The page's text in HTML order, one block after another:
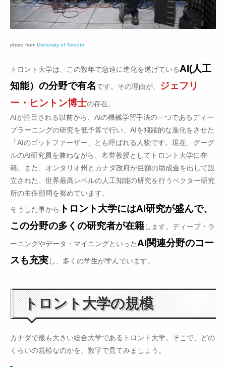
photo from University of Toronto
トロント大学は、この数年で急速に進化を遂げているAI(人工
知能）の分野で有名です。その理由が、
ジェフリ
ー・ヒントン博士の存在。
AIが注目される以前から、AIの機械学習手法の一つであるディー
プラーニングの研究を低予算で行い、AIを飛躍的な進化をさせた
「AIのゴットファーザー」とも呼ばれる人物です。現在、グーグ
ルのAI研究員を兼ねながら、名誉教授としてトロント大学に在
籍。また、オンタリオ州とカナダ政府が巨額の助成金を出して設
立された、世界最高レベルの人工知能の研究を行うベクター研究
所の主任顧問を努めています。
そうした事から トロント大学にはAI研究が盛んで、
この分野の多くの研究者が在籍します。ディープ・ラ
ーニングやデータ・マイニングといったAI関連分野のコー
スも充実し、多くの学生が学んでいます。
トロント大学の規模
カナダで最も大きい総合大学であるトロント大学。そこで、どの
くらいの規模なのかを、数字で見てみましょう。